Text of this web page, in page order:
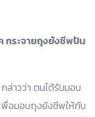
กระจายถุงยังชีพปัน
ล่าวว่า ตนได้รับมอบ
พื่อมอบถุงยังชีพให้กับ